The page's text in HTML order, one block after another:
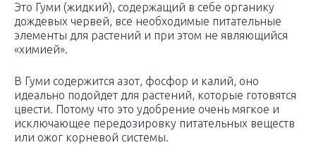
Это Гуми (жидкий), содержащий в себе органику
дождевых червей, все необходимые питательные
элементы для растений и при этом не являющийся
«химией».
В Гуми содержится азот, фосфор и калий, оно
идеально подойдет для растений, которые готовятся
цвести. Потому что это удобрение очень мягкое и
исключающее передозировку питательных веществ
или ожог корневой системы.